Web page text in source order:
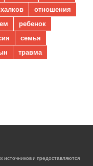
отношения
ребенок
семья
травма
и предоставляются